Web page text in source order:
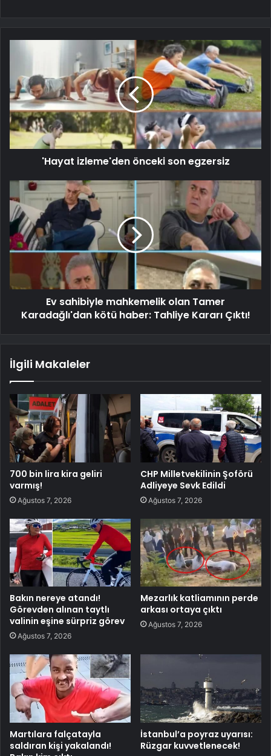
'Hayat izleme'den önceki son egzersiz
Ev sahibiyle mahkemelik olan Tamer
Karadağlı'dan kötü haber: Tahliye Kararı Çıktı!
İlgili Makaleler
700 bin lira kira geliri
varmış!
Ağustos 7, 2026
CHP Milletvekilinin Şoförü
Adliyeye Sevk Edildi
Ağustos 7, 2026
Bakın nereye atandı!
Görevden alınan taytlı
valinin eşine sürpriz görev
Ağustos 7, 2026
Mezarlık katliamının perde
arkası ortaya çıktı
Ağustos 7, 2026
Martılara falçatayla
saldıran kişi yakalandı!
İstanbul’a poyraz uyarısı:
Rüzgar kuvvetlenecek!